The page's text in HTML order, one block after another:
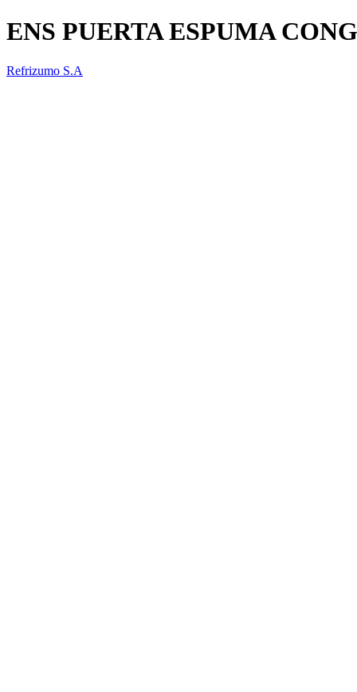
ENS PUERTA ESPUMA CONG
Refrizumo S.A